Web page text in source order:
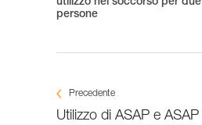
persone
Precedente
Utilizzo di ASAP e